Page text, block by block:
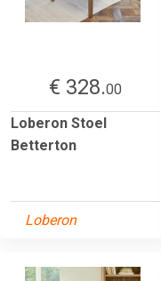
€ 328.00
Loberon Stoel
Betterton
Loberon